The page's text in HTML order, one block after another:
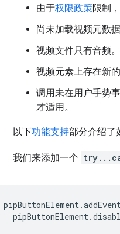
由于权限政策限制
尚未加载视频元数
视频文件只有音频。
视频元素上存在新的
调用未在用户手势
才适用。
以下功能支持部分介绍了
我们来添加一个
pipButtonElement.
pipButtonElement.